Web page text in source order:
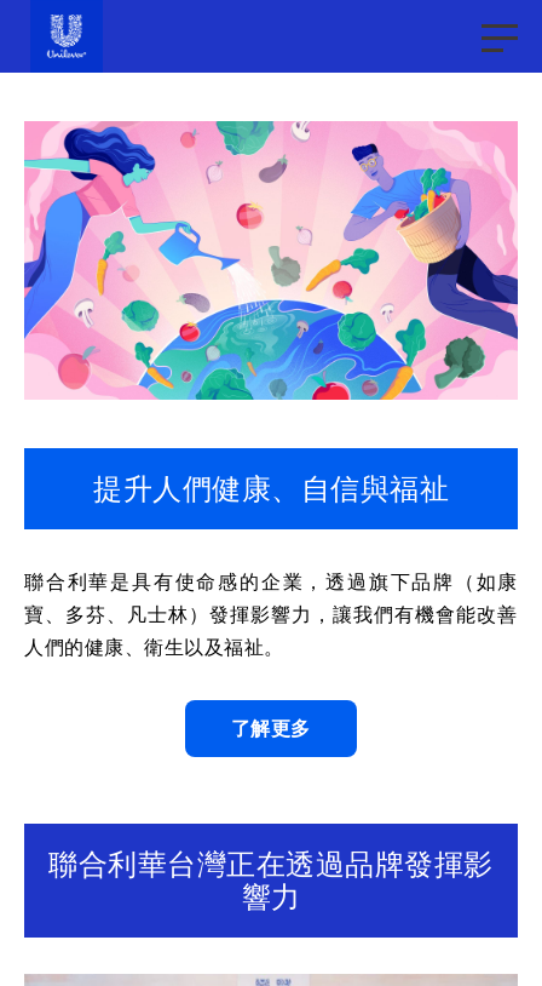
提升人們健康、自信與福祉
聯合利華是具有使命感的企業，透過旗下品牌（如康
寶、多芬、凡士林）發揮影響力，讓我們有機會能改善
人們的健康、衛生以及福祉。
了解更多
聯合利華台灣正在透過品牌發揮影
響力